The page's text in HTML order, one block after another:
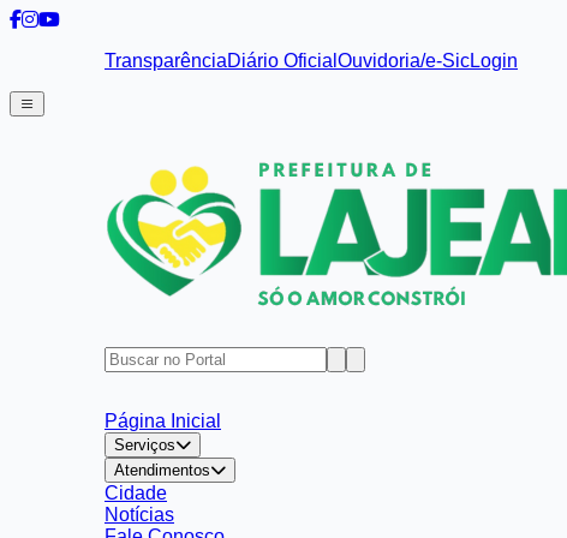
TransparênciaDiário Oficial Ouvidoria/e-SicLogin
Página Inicial
Serviços
Atendimentos
Cidade
Notícias